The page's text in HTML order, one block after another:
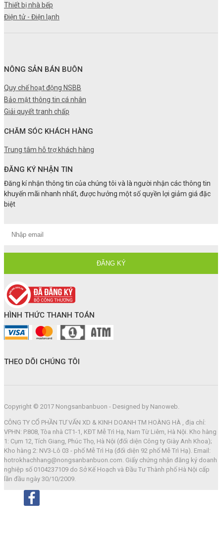
Thiết bị nhà bếp
Điện tử - Điện lạnh
NÔNG SẢN BÁN BUÔN
Quy chế hoạt động NSBB
Bảo mật thông tin cá nhân
Giải quyết tranh chấp
CHĂM SÓC KHÁCH HÀNG
Trung tâm hỗ trợ khách hàng
ĐĂNG KÝ NHẬN TIN
Đăng kí nhận thông tin của chúng tôi và là người nhận các thông tin
khuyến mãi nhanh nhất, được hưởng một số quyền lợi giảm giá đặc
biệt
HÌNH THỨC THANH TOÁN
THEO DÕI CHÚNG TÔI
Copyright © 2017 Nongsanbanbuon - Designed by Nanoweb.
CÔNG TY CỔ PHẦN TƯ VẤN XD & KINH DOANH TM HOÀNG HÀ , địa chỉ:
VPHN: P.808, Tòa nhà CT1-1, KĐT Mễ Trì Hạ, Nam Từ Liêm, Hà Nội. Kho hàng
1: Cụm 12, Tích Giang, Phúc Thọ, Hà Nội (đối diện Công ty Giày Anh Khoa);
Kho hàng 2: NV3-Lô 03 - phố Mễ Trì Hạ (đối diện 92 phố Mễ Trì Hạ). Email:
hotrokhachhang@nongsanbanbuon.com. Giấy chứng nhận đăng ký doanh
nghiệp số 0104237109 do Sở Kế Hoạch và Đầu Tư Thành phố Hà Nội cấp
lần đầu ngày 30/10/2009.